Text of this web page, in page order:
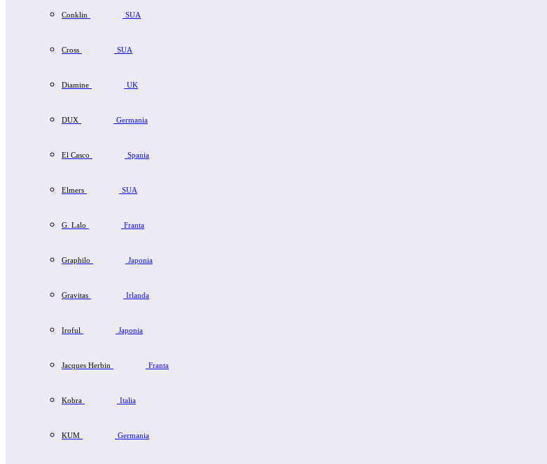
Conklin SUA
Cross SUA
Diamine UK
DUX Germania
El Casco Spania
Elmers SUA
G. Lalo Franta
Graphilo Japonia
Gravitas Irlanda
Iroful Japonia
Jacques Herbin Franta
Kobra Italia
KUM Germania